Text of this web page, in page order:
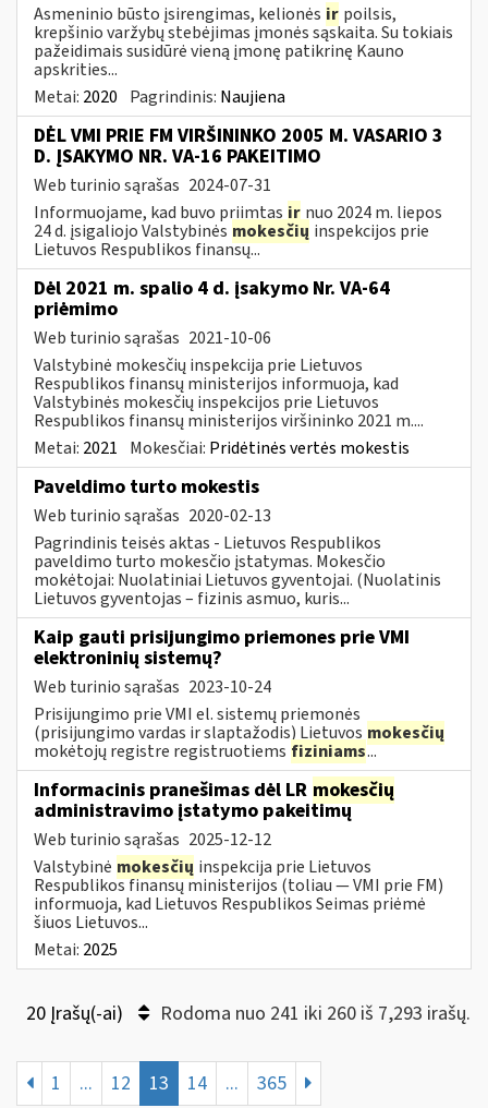
Asmeninio būsto įsirengimas, kelionės ir poilsis,
krepšinio varžybų stebėjimas įmonės sąskaita. Su tokiais
pažeidimais susidūrė vieną įmonę patikrinę Kauno
apskrities...
Metai: 2020 Pagrindinis: Naujiena
DĖL VMI PRIE FM VIRŠININKO 2005 M. VASARIO 3
D. ĮSAKYMO NR. VA-16 PAKEITIMO
Web turinio sąrašas 2024-07-31
Informuojame, kad buvo priimtas ir nuo 2024 m. liepos
24 d. įsigaliojo Valstybinės mokesčių inspekcijos prie
Lietuvos Respublikos finansų...
Dėl 2021 m. spalio 4 d. įsakymo Nr. VA-64
priėmimo
Web turinio sąrašas 2021-10-06
Valstybinė mokesčių inspekcija prie Lietuvos
Respublikos finansų ministerijos informuoja, kad
Valstybinės mokesčių inspekcijos prie Lietuvos
Respublikos finansų ministerijos viršininko 2021 m....
Metai: 2021 Mokesčiai: Pridėtinės vertės mokestis
Paveldimo turto mokestis
Web turinio sąrašas 2020-02-13
Pagrindinis teisės aktas - Lietuvos Respublikos
paveldimo turto mokesčio įstatymas. Mokesčio
mokėtojai: Nuolatiniai Lietuvos gyventojai. (Nuolatinis
Lietuvos gyventojas – fizinis asmuo, kuris...
Kaip gauti prisijungimo priemones prie VMI
elektroninių sistemų?
Web turinio sąrašas 2023-10-24
Prisijungimo prie VMI el. sistemų priemonės
(prisijungimo vardas ir slaptažodis) Lietuvos mokesčių
mokėtojų registre registruotiems fiziniams...
Informacinis pranešimas dėl LR mokesčių
administravimo įstatymo pakeitimų
Web turinio sąrašas 2025-12-12
Valstybinė mokesčių inspekcija prie Lietuvos
Respublikos finansų ministerijos (toliau — VMI prie FM)
informuoja, kad Lietuvos Respublikos Seimas priėmė
šiuos Lietuvos...
Metai: 2025
20 Įrašų(-ai) Rodoma nuo 241 iki 260 iš 7,293 irašų.
1 ... 12 13 14 ... 365